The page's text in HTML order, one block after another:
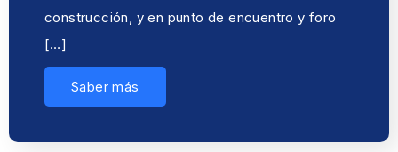
construcción, y en punto de encuentro y foro
[…]
Saber más